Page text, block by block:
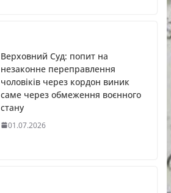
Верховний Суд: попит на
незаконне переправлення
чоловіків через кордон виник
саме через обмеження воєнного
стану
01.07.2026